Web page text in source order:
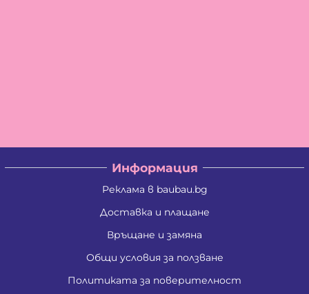
Информация
Реклама в baubau.bg
Доставка и плащане
Връщане и замяна
Общи условия за ползване
Политиката за поверителност